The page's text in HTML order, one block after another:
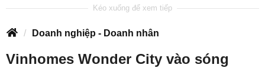
Doanh nghiệp - Doanh nhân
Vinhomes Wonder City vào sóng